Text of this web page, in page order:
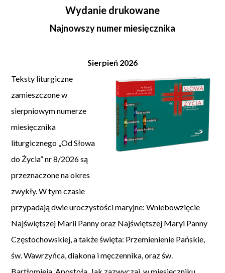
Wydanie drukowane
Najnowszy numer miesięcznika
Sierpień 2026
Teksty liturgiczne
zamieszczone w
sierpniowym numerze
miesięcznika
liturgicznego „Od Słowa
do Życia” nr 8/2026 są
przeznaczone na okres
zwykły. W tym czasie
przypadają dwie uroczystości maryjne: Wniebowzięcie
Najświętszej Marii Panny oraz Najświętszej Maryi Panny
Częstochowskiej, a także święta: Przemienienie Pańskie,
św. Wawrzyńca, diakona i męczennika, oraz św.
Bartłomieja, Apostoła. Jak zazwyczaj, w miesięczniku